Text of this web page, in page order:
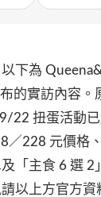
以下為
的實訪內容。
22 扭蛋活動
／228 元價格
「主食 6 選 2
以上方官方